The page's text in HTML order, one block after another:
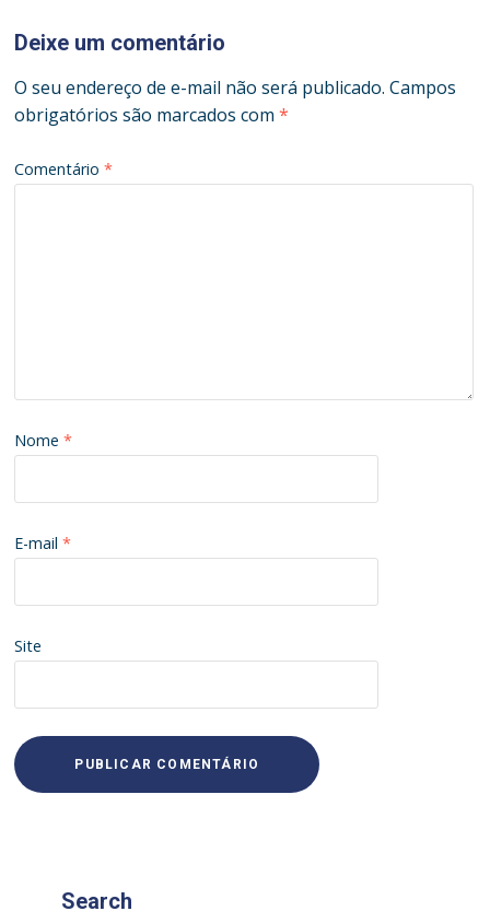
Deixe um comentário
O seu endereço de e-mail não será publicado. Campos
obrigatórios são marcados com*
Comentário*
Nome*
E-mail*
Site
Search